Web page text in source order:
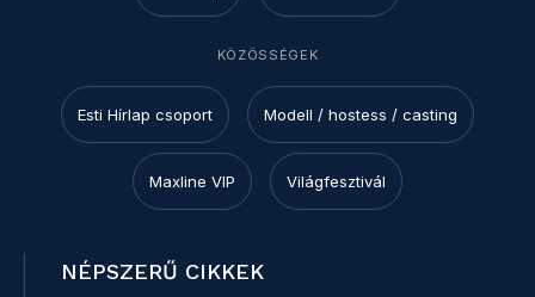
KÖZÖSSÉGEK
Esti Hírlap csoport Modell / hostess / casting
Maxline VIP Világfesztivál
NÉPSZERŰ CIKKEK